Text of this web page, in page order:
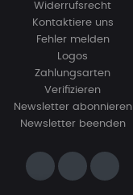
Widerrufsrecht
Kontaktiere uns
Fehler melden
Logos
Zahlungsarten
Verifizieren
Newsletter abonnieren
Newsletter beenden